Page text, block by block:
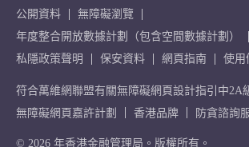
公開資料
無障礙瀏覽
年度整合開放數據計劃（包含空間數據計劃）
私隱政策聲明
保安資料 網頁指南 使用
符合萬維網聯盟有關無障礙網頁設計指引中2A
無障礙網頁嘉許計劃
香港品牌 防貪諮詢
© 2026 年香港金融管理局。版權所有。